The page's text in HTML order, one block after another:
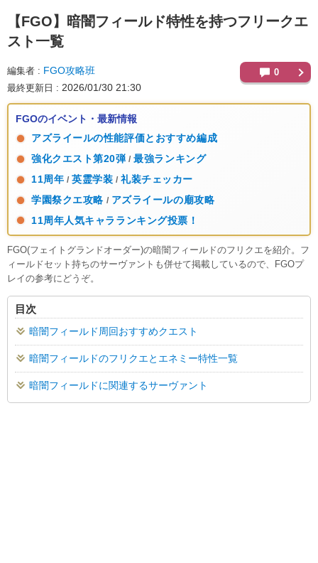
【FGO】
暗闇フィールド特性を持つフリークエ
スト一覧
編集者 FGO攻略班
最終更新日 2026/01/30 21:30
0
FGOのイベント・最新情報
アズライールの性能評価とおすすめ編成
強化クエスト第20弾 / 最強ランキング
11周年 / 英霊学装 / 礼装チェッカー
学園祭クエ攻略 / アズライールの廟攻略
11周年人気キャラランキング投票！
FGO(フェイトグランドオーダー)の暗闇フィールドのフリクエを紹介。フ
ィールドセット持ちのサーヴァントも併せて掲載しているので、FGOプ
レイの参考にどうぞ。
目次
暗闇フィールド周回おすすめクエスト
暗闇フィールドのフリクエとエネミー特性一覧
暗闇フィールドに関連するサーヴァント